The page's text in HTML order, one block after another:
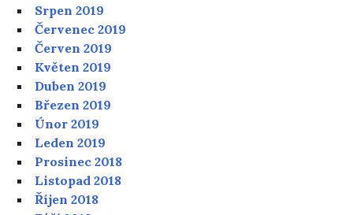
Srpen 2019
Červenec 2019
Červen 2019
Květen 2019
Duben 2019
Březen 2019
Únor 2019
Leden 2019
Prosinec 2018
Listopad 2018
Říjen 2018